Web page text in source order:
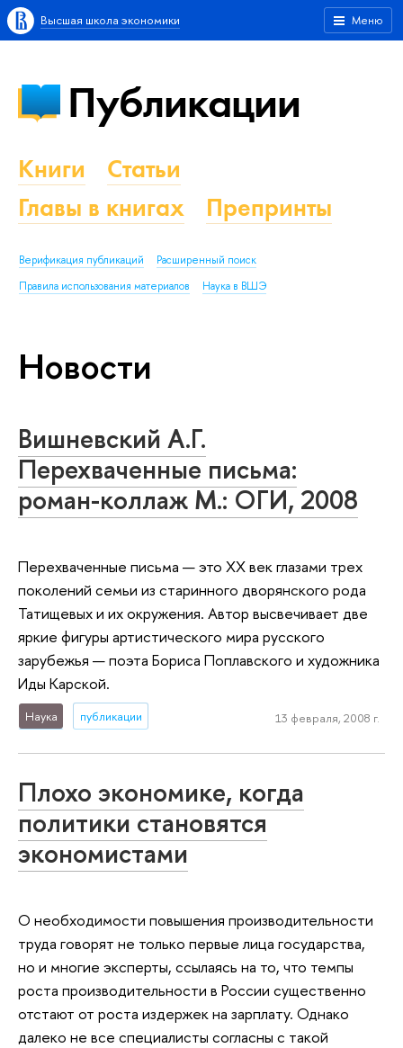
Меню
Высшая школа экономики
Публикации
Книги
Статьи
Главы в книгах
Препринты
Верификация публикаций
Расширенный поиск
Правила использования материалов
Наука в ВШЭ
Новости
Вишневский А.Г.
Перехваченные письма:
роман-коллаж М.: ОГИ, 2008
Перехваченные письма — это XX век глазами трех
поколений семьи из старинного дворянского рода
Татищевых и их окружения. Автор высвечивает две
яркие фигуры артистического мира русского
зарубежья — поэта Бориса Поплавского и художника
Иды Карской.
Наука публикации 13 февраля, 2008 г.
Плохо экономике, когда
политики становятся
экономистами
О необходимости повышения производительности
труда говорят не только первые лица государства,
но и многие эксперты, ссылаясь на то, что темпы
роста производительности в России существенно
отстают от роста издержек на зарплату. Однако
далеко не все специалисты согласны с такой